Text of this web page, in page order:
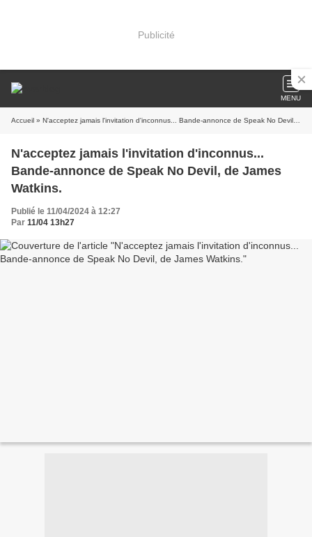
Publicité
MENU
Accueil » N'acceptez jamais l'invitation d'inconnus... Bande-annonce de Speak No Devil, de James Watkins.
N'acceptez jamais l'invitation d'inconnus...
Bande-annonce de Speak No Devil, de James
Watkins.
Publié le 11/04/2024 à 12:27
Par 11/04 13h27